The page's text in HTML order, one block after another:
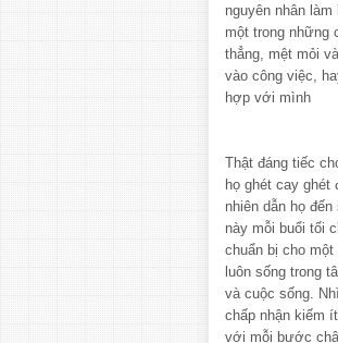
nguyên nhân
một trong những
thẳng, mệt mỏi
vào công việc,
hợp với mình
Thật đáng tiếc
họ ghét cay ghét
nhiên dẫn họ
này mỗi buổi tối
chuẩn bị cho
luôn sống trong
và cuộc sống.
chấp nhận kiếm
với mỗi bước